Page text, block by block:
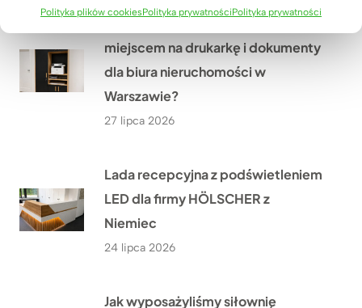
Polityka plików cookiesPolityka prywatnościPolityka prywatności
Jak stworzyliśmy szafę biurową z
miejscem na drukarkę i dokumenty
dla biura nieruchomości w
Warszawie?
27 lipca 2026
Lada recepcyjna z podświetleniem
LED dla firmy HÖLSCHER z
Niemiec
24 lipca 2026
Jak wyposażyliśmy siłownię